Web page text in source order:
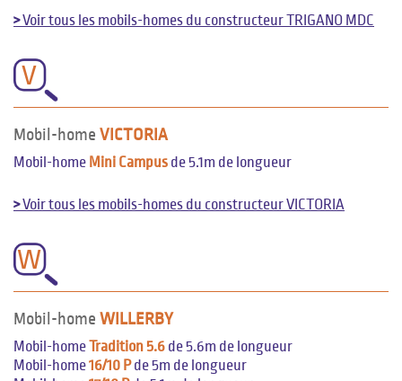
>Voir tous les mobils-homes du constructeur TRIGANO MDC
V
Mobil-home VICTORIA
Mobil-home Mini Campus de 5.1m de longueur
>Voir tous les mobils-homes du constructeur VICTORIA
W
Mobil-home WILLERBY
Mobil-homeTradition 5.6 de 5.6m de longueur
Mobil-home16/10 Pde 5m de longueur